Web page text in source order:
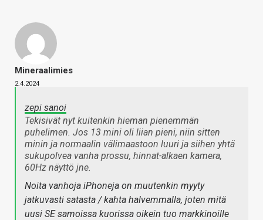
Mineraalimies
2.4.2024
zepi sanoi
Tekisivät nyt kuitenkin hieman pienemmän
puhelimen. Jos 13 mini oli liian pieni, niin sitten
minin ja normaalin välimaastoon luuri ja siihen yhtä
sukupolvea vanha prossu, hinnat-alkaen kamera,
60Hz näyttö jne.
Noita vanhoja iPhoneja on muutenkin myyty
jatkuvasti satasta / kahta halvemmalla, joten mitä
uusi SE samoissa kuorissa oikein tuo markkinoille